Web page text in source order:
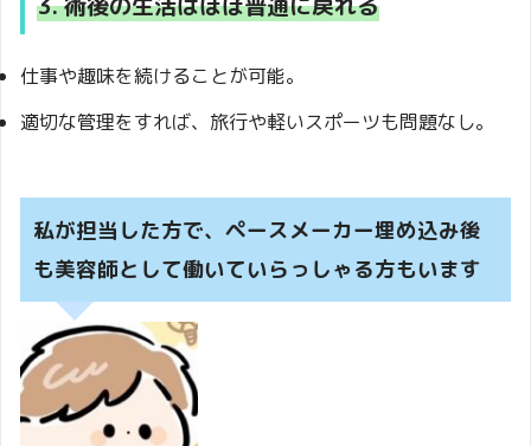
仕事や趣味を続けることが可能。
適切な管理をすれば、旅行や軽いスポーツも問題なし。
私が担当した方で、ペースメーカー埋め込み後
も美容師として働いていらっしゃる方もいます